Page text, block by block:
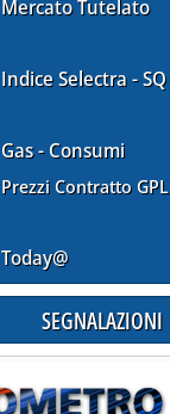
Mercato Tutelato
Indice Selectra - SQ
Gas - Consumi
Prezzi Contratto GPL
Today@
SEGNALAZIONI